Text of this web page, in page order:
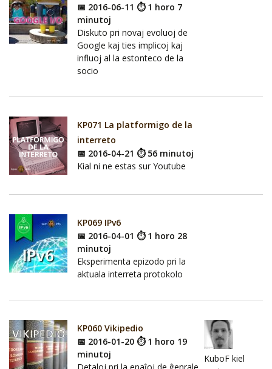
📅 2016-06-11 ⏱ 1 horo 7
minutoj
Diskuto pri novaj evoluoj de
Google kaj ties implicoj kaj
influoj al la estonteco de la
socio
KP071 La platformigo de la
interreto
📅 2016-04-21 ⏱ 56 minutoj
Kial ni ne estas sur Youtube
KP069 IPv6
📅 2016-04-01 ⏱ 1 horo 28
minutoj
Eksperimenta epizodo pri la
aktuala interreta protokolo
KP060 Vikipedio
📅 2016-01-20 ⏱ 1 horo 19
minutoj
Detaloj pri la enaĵoj de ĝenrale
KuboF kiel